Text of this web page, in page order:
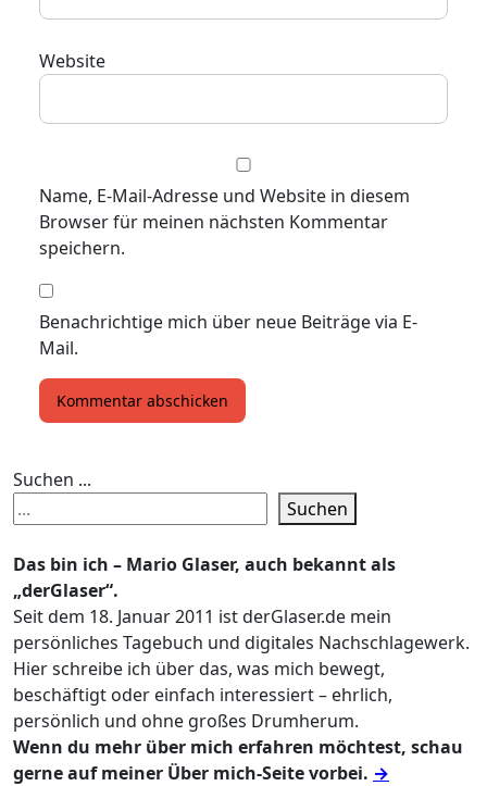
Website
Name, E-Mail-Adresse und Website in diesem
Browser für meinen nächsten Kommentar
speichern.
Benachrichtige mich über neue Beiträge via E-
Mail.
Suchen ...
Suchen
Das bin ich – Mario Glaser, auch bekannt als
„derGlaser“.
Seit dem 18. Januar 2011 ist derGlaser.de mein
persönliches Tagebuch und digitales Nachschlagewerk.
Hier schreibe ich über das, was mich bewegt,
beschäftigt oder einfach interessiert – ehrlich,
persönlich und ohne großes Drumherum.
Wenn du mehr über mich erfahren möchtest, schau
gerne auf meiner Über mich-Seite vorbei. →